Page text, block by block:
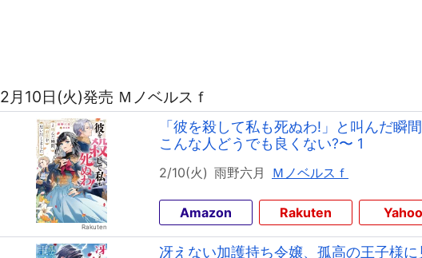
2月10日(火)発売 Ｍノベルスｆ
「彼を殺して私も死ぬわ!」と叫んだ瞬
こんな人どうでも良くない?〜 1
2/10(火) 雨野六月 Ｍノベルスｆ
Amazon Rakuten
冴えない加護持ち令嬢、孤高の王子様